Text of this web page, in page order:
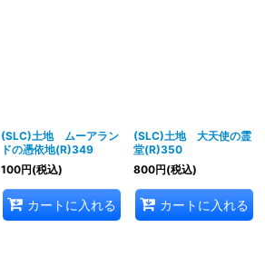
(SLC)土地 ムーアラン
ドの憑依地(R)349
100円(税込)
カートに入れる
(SLC)土地 大天使の霊
堂(R)350
800円(税込)
カートに入れる